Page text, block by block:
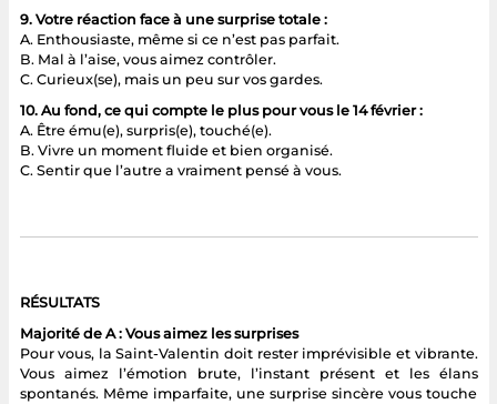
9. Votre réaction face à une surprise totale :
A. Enthousiaste, même si ce n’est pas parfait.
B. Mal à l’aise, vous aimez contrôler.
C. Curieux(se), mais un peu sur vos gardes.
10. Au fond, ce qui compte le plus pour vous le 14 février :
A. Être ému(e), surpris(e), touché(e).
B. Vivre un moment fluide et bien organisé.
C. Sentir que l’autre a vraiment pensé à vous.
RÉSULTATS
Majorité de A : Vous aimez les surprises
Pour vous, la Saint-Valentin doit rester imprévisible et vibrante.
Vous aimez l’émotion brute, l’instant présent et les élans
spontanés. Même imparfaite, une surprise sincère vous touche